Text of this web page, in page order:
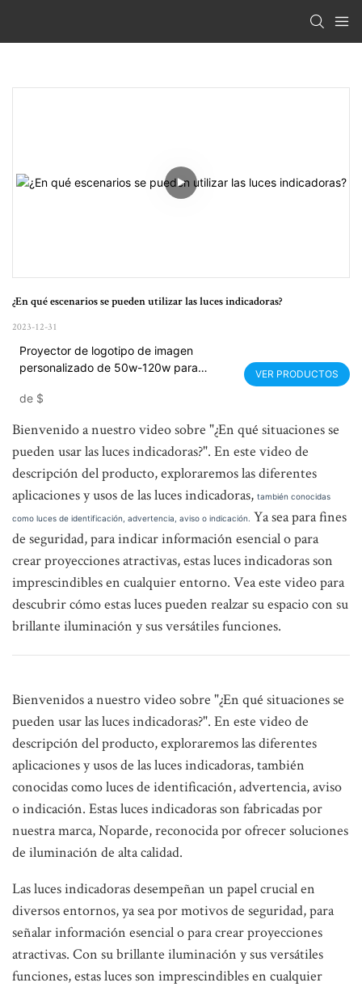
¿En qué escenarios se pueden utilizar las luces indicadoras?
2023-12-31
Proyector de logotipo de imagen
personalizado de 50w-120w para
de $
VER PRODUCTOS
Bienvenido a nuestro video sobre "¿En qué situaciones se
pueden usar las luces indicadoras?". En este video de
descripción del producto, exploraremos las diferentes
aplicaciones y usos de las luces indicadoras, también conocidas
como luces de identificación, advertencia, aviso o indicación.
Ya sea para fines
de seguridad, para indicar información esencial o para
crear proyecciones atractivas, estas luces indicadoras son
imprescindibles en cualquier entorno. Vea este video para
descubrir cómo estas luces pueden realzar su espacio con su
brillante iluminación y sus versátiles funciones.
Bienvenidos a nuestro video sobre "¿En qué situaciones se
pueden usar las luces indicadoras?". En este video de
descripción del producto, exploraremos las diferentes
aplicaciones y usos de las luces indicadoras, también
conocidas como luces de identificación, advertencia, aviso
o indicación. Estas luces indicadoras son fabricadas por
nuestra marca, Noparde, reconocida por ofrecer soluciones
de iluminación de alta calidad.
Las luces indicadoras desempeñan un papel crucial en
diversos entornos, ya sea por motivos de seguridad, para
señalar información esencial o para crear proyecciones
atractivas. Con su brillante iluminación y sus versátiles
funciones, estas luces son imprescindibles en cualquier